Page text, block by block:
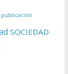
publicación
SOCIEDAD